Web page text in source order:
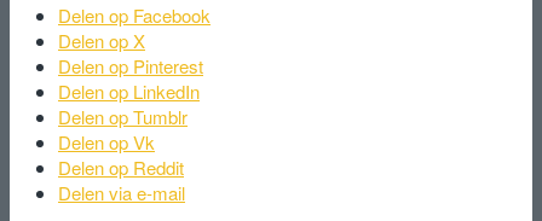
Delen op Facebook
Delen op X
Delen op Pinterest
Delen op LinkedIn
Delen op Tumblr
Delen op Vk
Delen op Reddit
Delen via e-mail